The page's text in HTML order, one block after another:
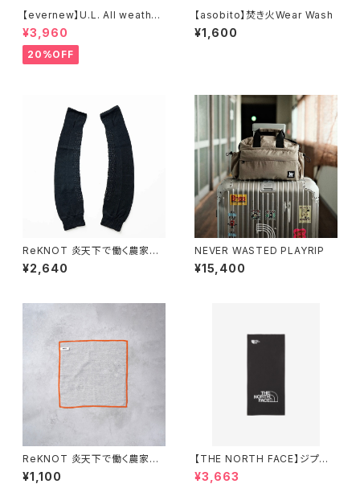
【evernew】U.L. All weather
umbrella
¥3,960
20%OFF
【asobito】焚き火Wear Wash
¥1,600
ReKNOT 炎天下で働く農家が
つくったアームカバー
¥2,640
NEVER WASTED PLAYRIP
¥15,400
ReKNOT 炎天下で働く農家が
つくった手ぬぐいハンカチ
¥1,100
【THE NORTH FACE】ジプシ
ーカバーイット（ユニセックス）
¥3,663